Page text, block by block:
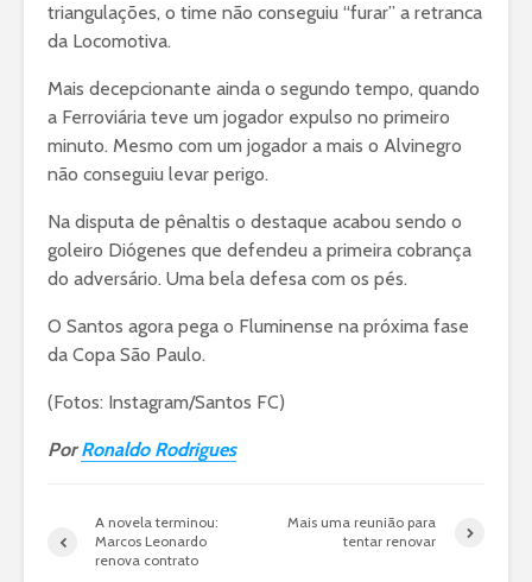
triangulações, o time não conseguiu “furar” a retranca
da Locomotiva.
Mais decepcionante ainda o segundo tempo, quando
a Ferroviária teve um jogador expulso no primeiro
minuto. Mesmo com um jogador a mais o Alvinegro
não conseguiu levar perigo.
Na disputa de pênaltis o destaque acabou sendo o
goleiro Diógenes que defendeu a primeira cobrança
do adversário. Uma bela defesa com os pés.
O Santos agora pega o Fluminense na próxima fase
da Copa São Paulo.
(Fotos: Instagram/Santos FC)
PorRonaldo Rodrigues
A novela terminou:
Marcos Leonardo
renova contrato
Mais uma reunião para
tentar renovar